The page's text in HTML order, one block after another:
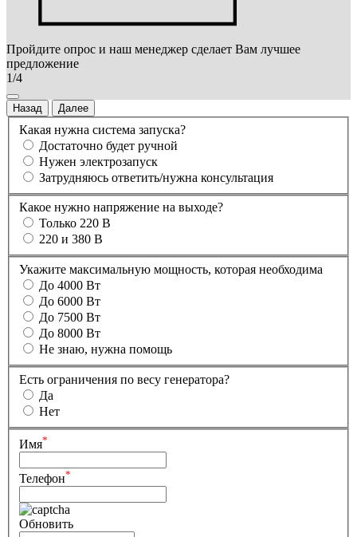
Пройдите опрос и наш менеджер сделает Вам лучшее
предложение
1/4
Назад Далее
Какая нужна система запуска?
Достаточно будет ручной
Нужен электрозапуск
Затрудняюсь ответить/нужна консультация
Какое нужно напряжение на выходе?
Только 220 В
220 и 380 В
Укажите максимальную мощность, которая необходима
До 4000 Вт
До 6000 Вт
До 7500 Вт
До 8000 Вт
Не знаю, нужна помощь
Есть ограничения по весу генератора?
Да
Нет
Имя*
Телефон*
Обновить